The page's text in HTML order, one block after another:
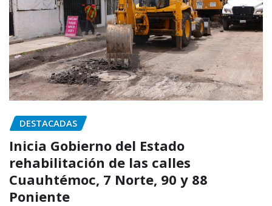
DESTACADAS
Inicia Gobierno del Estado
rehabilitación de las calles
Cuauhtémoc, 7 Norte, 90 y 88
Poniente